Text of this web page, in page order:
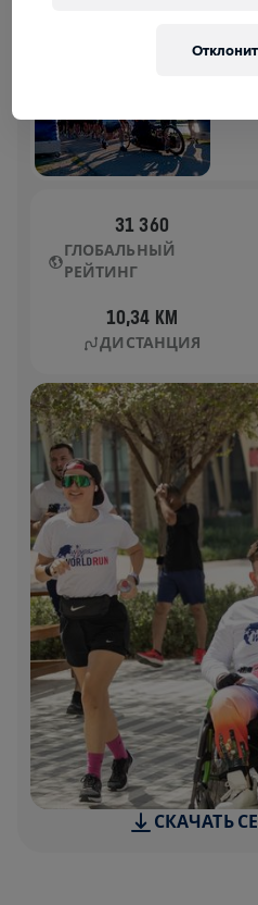
31 360
ГЛОБАЛЬНЫЙ
РЕЙТИНГ
10,34 KM
ДИСТАНЦИЯ
СКАЧАТЬ